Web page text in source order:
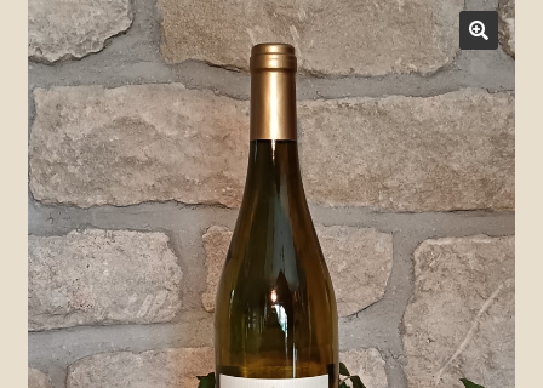
Bestellungen
Weißweine trocken
Weißweine halbtrocken u. lieblich
Rotweine
Rosé u. Blanc de Noir
Sekt u. mehr